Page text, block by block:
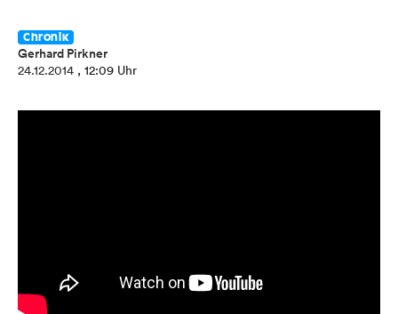
Chronik
Gerhard Pirkner
24.12.2014 , 12:09 Uhr